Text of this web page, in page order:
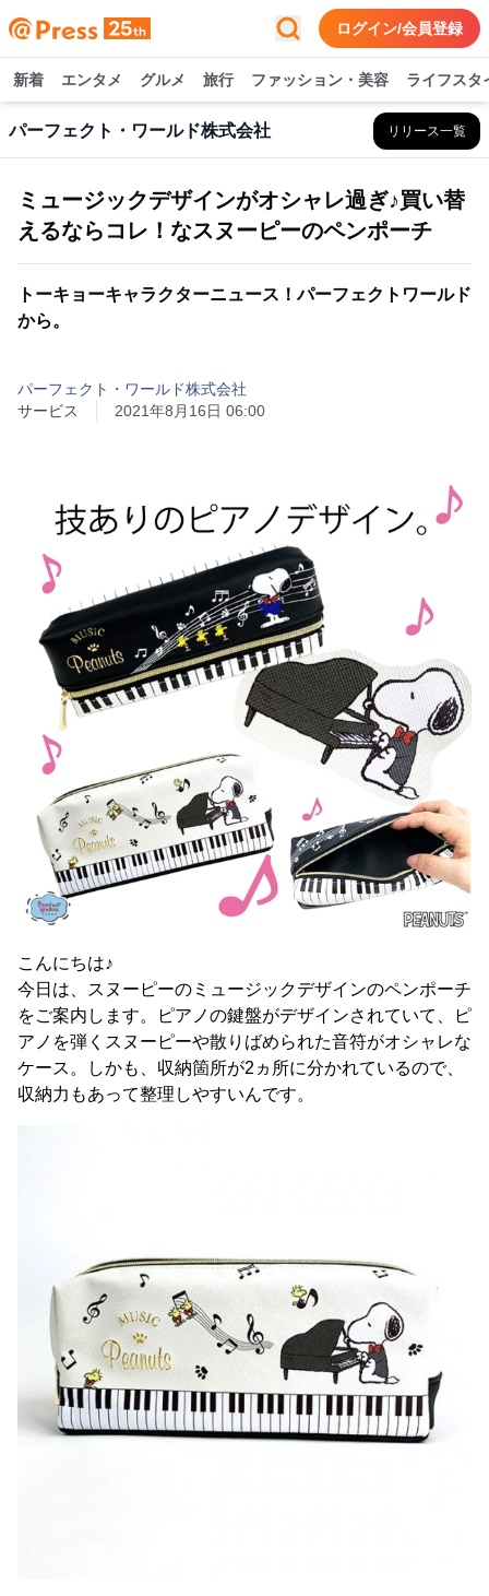
ログイン/会員登録
新着 エンタメ グルメ 旅行 ファッション・美容 ライフスタ
パーフェクト・ワールド株式会社 リリース一覧
ミュージックデザインがオシャレ過ぎ♪買い替
えるならコレ！なスヌーピーのペンポーチ
トーキョーキャラクターニュース！パーフェクトワールド
から。
パーフェクト・ワールド株式会社
サービス
2021年8月16日 06:00
こんにちは♪
今日は、スヌーピーのミュージックデザインのペンポーチ
をご案内します。ピアノの鍵盤がデザインされていて、ピ
アノを弾くスヌーピーや散りばめられた音符がオシャレな
ケース。しかも、収納箇所が2ヵ所に分かれているので、
収納力もあって整理しやすいんです。